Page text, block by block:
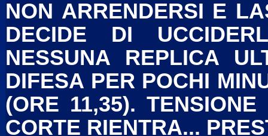
NON ARRENDERSI E
DECIDE DI
NESSUNA REPLICA
DIFESA PER POCHI
(ORE 11,35).
CORTE RIENTRA...